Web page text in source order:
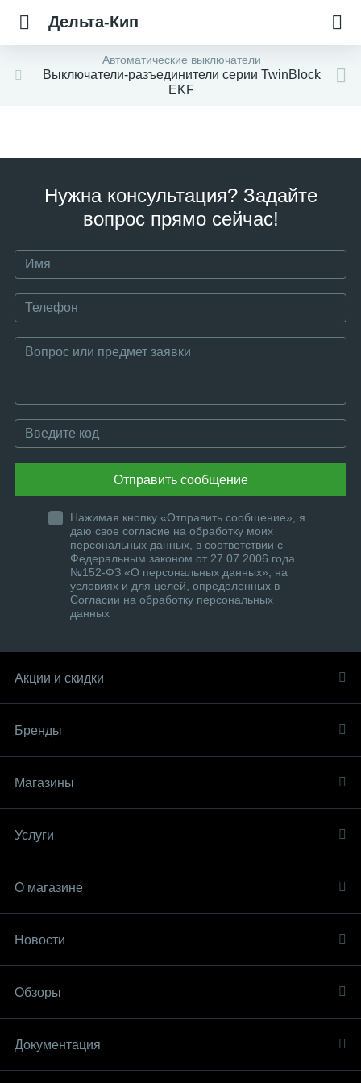
Дельта-Кип
Автоматические выключатели
Выключатели-разъединители серии TwinBlock
EKF
Нужна консультация? Задайте
вопрос прямо сейчас!
Отправить сообщение
Нажимая кнопку «Отправить сообщение», я
даю свое согласие на обработку моих
персональных данных, в соответствии с
Федеральным законом от 27.07.2006 года
№152-ФЗ «О персональных данных», на
условиях и для целей, определенных в
Согласии на обработку персональных
данных
Акции и скидки
Бренды
Магазины
Услуги
О магазине
Новости
Обзоры
Документация